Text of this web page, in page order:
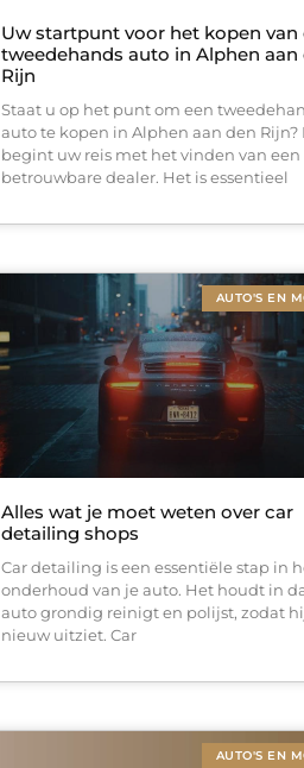
Uw startpunt voor het kopen van
tweedehands auto in Alphen aan
Rijn
Staat u op het punt om een
auto te kopen in Alphen aan den Rijn?
begint uw reis met het vinden van een
betrouwbare dealer. Het is essentieel
AUTO'S EN
Alles wat je moet weten over car
detailing shops
Car detailing is een essentiële stap in
onderhoud van je auto. Het houdt in
auto grondig reinigt en polijst, zodat
nieuw uitziet. Car
AUTO'S EN